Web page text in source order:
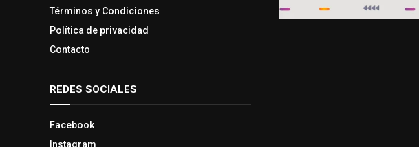
Términos y Condiciones
Política de privacidad
Contacto
REDES SOCIALES
Facebook
Instagram